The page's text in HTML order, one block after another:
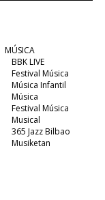
MÚSICA
BBK LIVE
Festival Música
Música Infantil
Música
Festival Música
Musical
365 Jazz Bilbao
Musiketan